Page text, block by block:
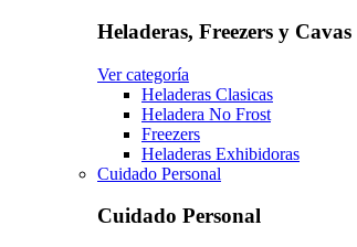
Heladeras, Freezers y Cavas
Ver categoría
Heladeras Clasicas
Heladera No Frost
Freezers
Heladeras Exhibidoras
Cuidado Personal
Cuidado Personal